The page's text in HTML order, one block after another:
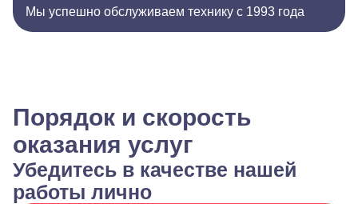
Мы успешно обслуживаем технику с 1993 года
Порядок и скорость
оказания услуг
Убедитесь в качестве нашей
работы лично